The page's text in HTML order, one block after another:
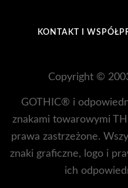
KONTAKT I
Copyright ©
GOTHIC® i
znakami towarowymi
prawa zastrzeżone.
znaki graficzne, logo i
ich